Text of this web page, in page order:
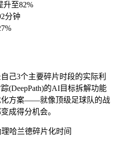
升至82%
分钟
己3个主要碎片时段的实际利
(DeepPath)的AI目标拆解功能
化方案——就像顶级足球队的战
成得分机会。
哈兰德碎片化时间